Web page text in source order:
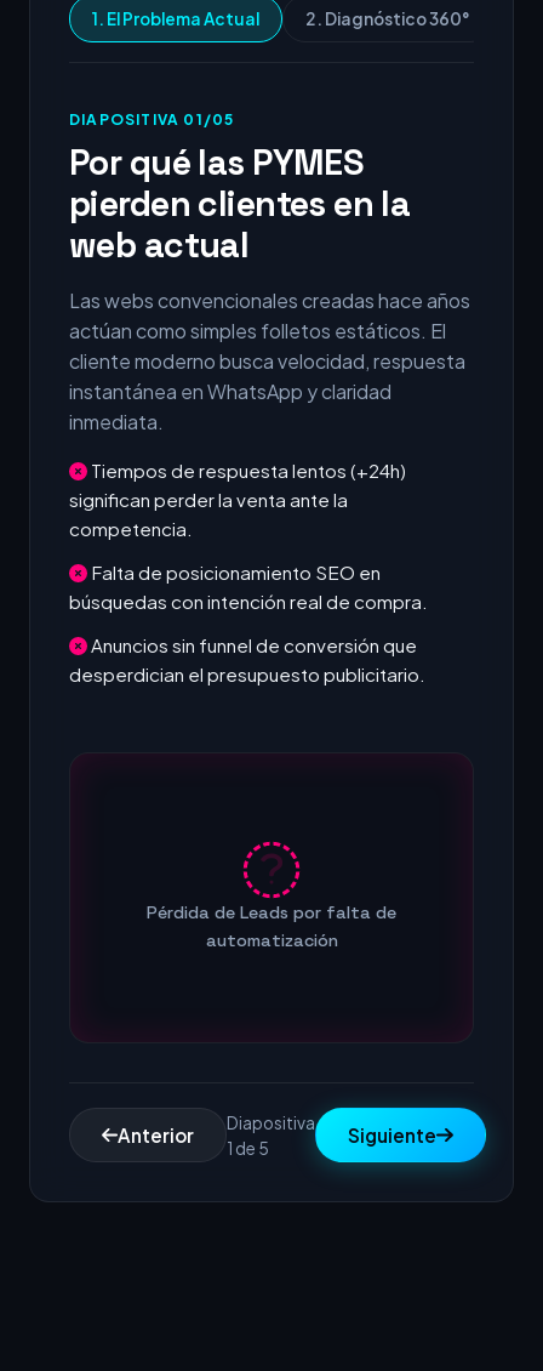
1. El Problema Actual 2. Diagnóstico 360°
DIAPOSITIVA 01/05
Por qué las PYMES
pierden clientes en la
web actual
Las webs convencionales creadas hace años
actúan como simples folletos estáticos. El
cliente moderno busca velocidad, respuesta
instantánea en WhatsApp y claridad
inmediata.
Tiempos de respuesta lentos (+24h)
significan perder la venta ante la
competencia.
Falta de posicionamiento SEO en
búsquedas con intención real de compra.
Anuncios sin funnel de conversión que
desperdician el presupuesto publicitario.
Pérdida de Leads por falta de
automatización
Anterior
Diapositiva
1 de 5
Siguiente